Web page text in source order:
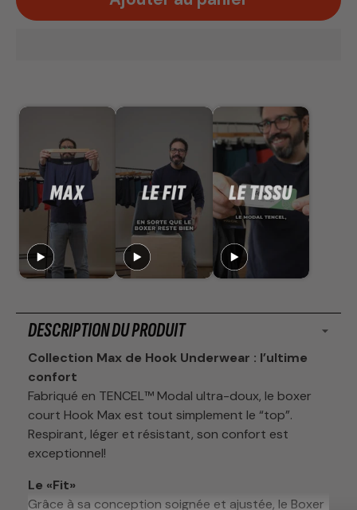
DESCRIPTION DU PRODUIT
Collection Max de Hook Underwear : l’ultime
confort
Fabriqué en TENCEL™ Modal ultra-doux, le boxer
court Hook Max est tout simplement le “top”.
Respirant, léger et résistant, son confort est
exceptionnel!
Le «Fit»
Grâce à sa conception soignée et ajustée, le Boxer